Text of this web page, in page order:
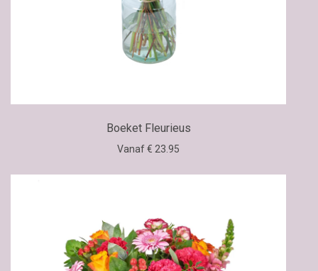
Boeket Fleurieus
Vanaf € 23.95